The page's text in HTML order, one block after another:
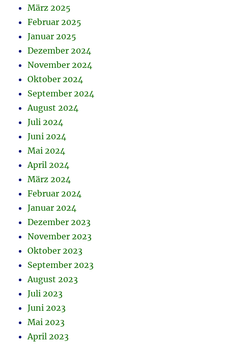
März 2025
Februar 2025
Januar 2025
Dezember 2024
November 2024
Oktober 2024
September 2024
August 2024
Juli 2024
Juni 2024
Mai 2024
April 2024
März 2024
Februar 2024
Januar 2024
Dezember 2023
November 2023
Oktober 2023
September 2023
August 2023
Juli 2023
Juni 2023
Mai 2023
April 2023